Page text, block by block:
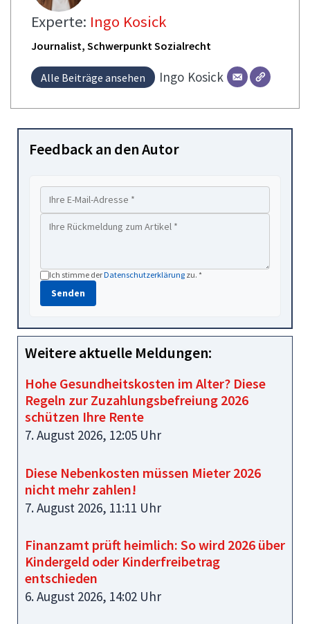
Experte: Ingo Kosick
Journalist, Schwerpunkt Sozialrecht
Alle Beiträge ansehen Ingo Kosick
Feedback an den Autor
Ich stimme derDatenschutzerklärung zu. *
Senden
Weitere aktuelle Meldungen:
Hohe Gesundheitskosten im Alter? Diese
Regeln zur Zuzahlungsbefreiung 2026
schützen Ihre Rente
7. August 2026, 12:05 Uhr
Diese Nebenkosten müssen Mieter 2026
nicht mehr zahlen!
7. August 2026, 11:11 Uhr
Finanzamt prüft heimlich: So wird 2026 über
Kindergeld oder Kinderfreibetrag
entschieden
6. August 2026, 14:02 Uhr